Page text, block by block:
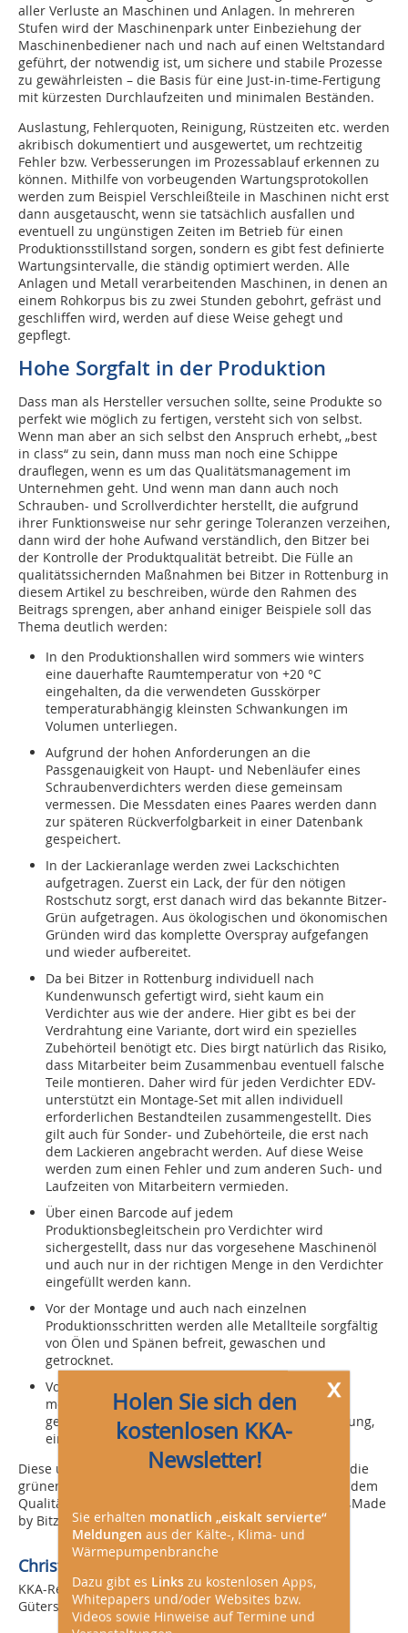
aller Verluste an Maschinen und Anlagen. In mehreren
Stufen wird der Maschinenpark unter Einbeziehung der
Maschinenbediener nach und nach auf einen Weltstandard
geführt, der notwendig ist, um sichere und stabile Prozesse
zu gewährleisten – die Basis für eine Just-in-time-Fertigung
mit kürzesten Durchlaufzeiten und minimalen Beständen.
Auslastung, Fehlerquoten, Reinigung, Rüstzeiten etc. werden
akribisch dokumentiert und ausgewertet, um rechtzeitig
Fehler bzw. Verbesserungen im Prozessablauf erkennen zu
können. Mithilfe von vorbeugenden Wartungsprotokollen
werden zum Beispiel Verschleißteile in Maschinen nicht erst
dann ausgetauscht, wenn sie tatsächlich ausfallen und
eventuell zu ungünstigen Zeiten im Betrieb für einen
Produktionsstillstand sorgen, sondern es gibt fest definierte
Wartungsintervalle, die ständig optimiert werden. Alle
Anlagen und Metall verarbeitenden Maschinen, in denen an
einem Rohkorpus bis zu zwei Stunden gebohrt, gefräst und
geschliffen wird, werden auf diese Weise gehegt und
gepflegt.
Hohe Sorgfalt in der Produktion
Dass man als Hersteller versuchen sollte, seine Produkte so
perfekt wie möglich zu fertigen, versteht sich von selbst.
Wenn man aber an sich selbst den Anspruch erhebt, „best
in class“ zu sein, dann muss man noch eine Schippe
drauflegen, wenn es um das Qualitätsmanagement im
Unternehmen geht. Und wenn man dann auch noch
Schrauben- und Scrollverdichter herstellt, die aufgrund
ihrer Funktionsweise nur sehr geringe Toleranzen verzeihen,
dann wird der hohe Aufwand verständlich, den Bitzer bei
der Kontrolle der Produktqualität betreibt. Die Fülle an
qualitätssichernden Maßnahmen bei Bitzer in Rottenburg in
diesem Artikel zu beschreiben, würde den Rahmen des
Beitrags sprengen, aber anhand einiger Beispiele soll das
Thema deutlich werden:
In den Produktionshallen wird sommers wie winters
eine dauerhafte Raumtemperatur von +20 °C
eingehalten, da die verwendeten Gusskörper
temperaturabhängig kleinsten Schwankungen im
Volumen unterliegen.
Aufgrund der hohen Anforderungen an die
Passgenauigkeit von Haupt- und Nebenläufer eines
Schraubenverdichters werden diese gemeinsam
vermessen. Die Messdaten eines Paares werden dann
zur späteren Rückverfolgbarkeit in einer Datenbank
gespeichert.
In der Lackieranlage werden zwei Lackschichten
aufgetragen. Zuerst ein Lack, der für den nötigen
Rostschutz sorgt, erst danach wird das bekannte Bitzer-
Grün aufgetragen. Aus ökologischen und ökonomischen
Gründen wird das komplette Overspray aufgefangen
und wieder aufbereitet.
Da bei Bitzer in Rottenburg individuell nach
Kundenwunsch gefertigt wird, sieht kaum ein
Verdichter aus wie der andere. Hier gibt es bei der
Verdrahtung eine Variante, dort wird ein spezielles
Zubehörteil benötigt etc. Dies birgt natürlich das Risiko,
dass Mitarbeiter beim Zusammenbau eventuell falsche
Teile montieren. Daher wird für jeden Verdichter EDV-
unterstützt ein Montage-Set mit allen individuell
erforderlichen Bestandteilen zusammengestellt. Dies
gilt auch für Sonder- und Zubehörteile, die erst nach
dem Lackieren angebracht werden. Auf diese Weise
werden zum einen Fehler und zum anderen Such- und
Laufzeiten von Mitarbeitern vermieden.
Über einen Barcode auf jedem
Produktionsbegleitschein pro Verdichter wird
sichergestellt, dass nur das vorgesehene Maschinenöl
und auch nur in der richtigen Menge in den Verdichter
eingefüllt werden kann.
Vor der Montage und auch nach einzelnen
Produktionsschritten werden alle Metallteile sorgfältig
von Ölen und Spänen befreit, gewaschen und
getrocknet.
Vor dem Lackieren wird jeder einzelne Verdichter
mehreren Tests und Prüfungen unterzogen. Dazu
gehören eine Hochspannungsprüfung, Druckprüfung,
ein Leckagetest sowie ein kompletter Testlauf.
Diese und weitere Maßnahmen tragen dazu bei, dass die
grünen Bitzer-Verdichter aus Rottenburg weltweit mit dem
Qualitätssiegel „Made in Germany“ oder besser noch „Made
by Bitzer“ punkten können.
Christoph Brauneis,
KKA-Redaktion,
Gütersloh
x
Holen Sie sich den
kostenlosen KKA-
Newsletter!
Sie erhalten monatlich „eiskalt servierte“
Meldungen aus der Kälte-, Klima- und
Wärmepumpenbranche
Dazu gibt es Links zu kostenlosen Apps,
Whitepapers und/oder Websites bzw.
Videos sowie Hinweise auf Termine und